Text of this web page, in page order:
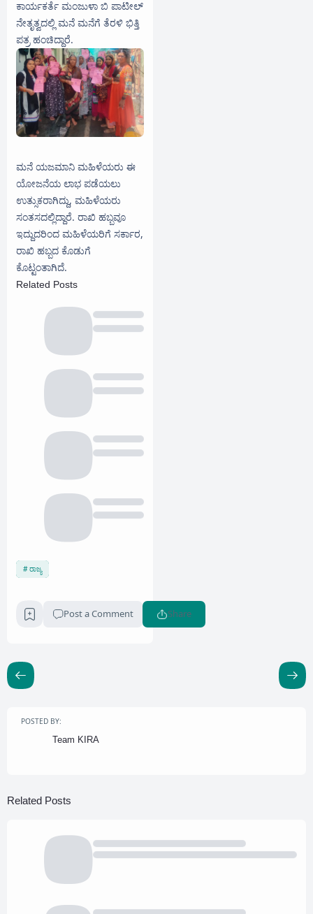
ಕಾರ್ಯಕರ್ತೆ ಮಂಜುಳಾ ಬಿ ಪಾಟೀಲ್
ನೇತೃತ್ವದಲ್ಲಿ ಮನೆ ಮನೆಗೆ ತೆರಳಿ ಭಿತ್ತಿ
ಪತ್ರ ಹಂಚಿದ್ದಾರೆ.
ಮನೆ ಯಜಮಾನಿ ಮಹಿಳೆಯರು ಈ
ಯೋಜನೆಯ ಲಾಭ ಪಡೆಯಲು
ಉತ್ಸುಕರಾಗಿದ್ದು, ಮಹಿಳೆಯರು
ಸಂತಸದಲ್ಲಿದ್ದಾರೆ. ರಾಖಿ ಹಬ್ಬವೂ
ಇದ್ದುದರಿಂದ ಮಹಿಳೆಯರಿಗೆ ಸರ್ಕಾರ,
ರಾಖಿ ಹಬ್ಬದ ಕೊಡುಗೆ
ಕೊಟ್ಟಂತಾಗಿದೆ.
Related Posts
ರಾಜ್ಯ
Post a Comment Share
POSTED BY:
Team KIRA
Related Posts